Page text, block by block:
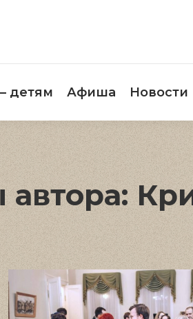
детям Афиша Новости